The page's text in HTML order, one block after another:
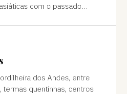
com o passado
dos Andes, entre
termas quentinhas, centros